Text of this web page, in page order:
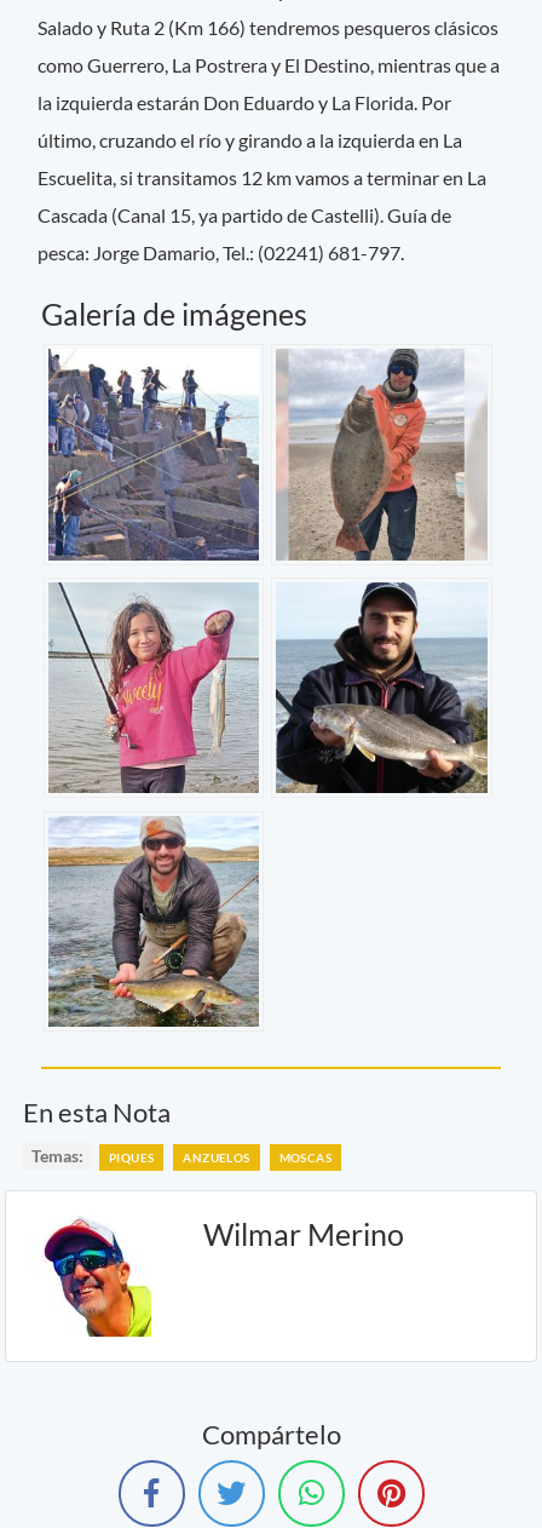
Salado y Ruta 2 (Km 166) tendremos pesqueros clásicos
como Guerrero, La Postrera y El Destino, mientras que a
la izquierda estarán Don Eduardo y La Florida. Por
último, cruzando el río y girando a la izquierda en La
Escuelita, si transitamos 12 km vamos a terminar en La
Cascada (Canal 15, ya partido de Castelli). Guía de
pesca: Jorge Damario, Tel.: (02241) 681-797.
Galería de imágenes
En esta Nota
Temas: PIQUES ANZUELOS MOSCAS
Wilmar Merino
Compártelo